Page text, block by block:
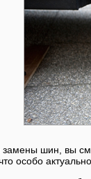
шин, вы
особо